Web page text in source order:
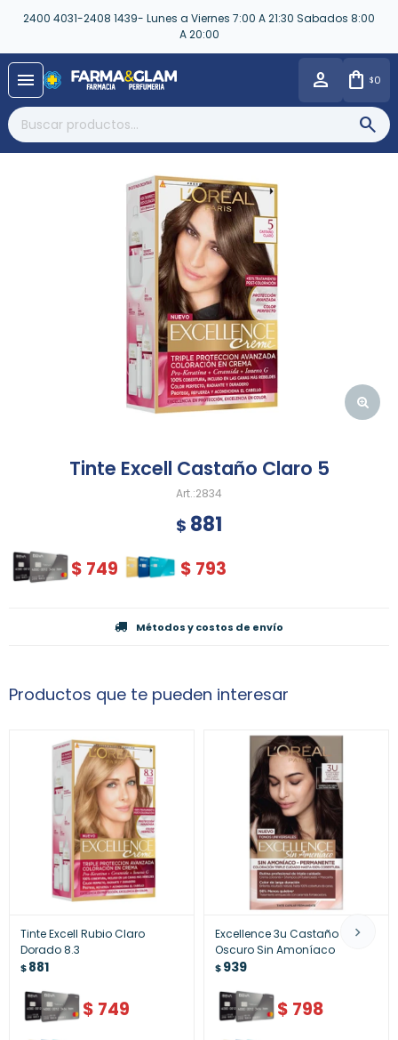
2400 4031-2408 1439- Lunes a Viernes 7:00 A 21:30 Sabados 8:00
A 20:00
menu $0
Tinte Excell Castaño Claro 5
2834
$ 881
$ 749 $ 793
Métodos y costos de envío
Productos que te pueden interesar
Tinte Excell Rubio Claro
Dorado 8.3
$881
$ 749
Excellence 3u Castaño
Oscuro Sin Amoníaco
$939
$ 798